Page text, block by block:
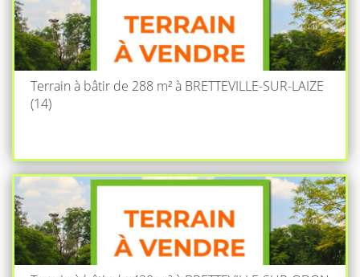
Terrain à bâtir de 288 m² à BRETTEVILLE-SUR-LAIZE
(14)